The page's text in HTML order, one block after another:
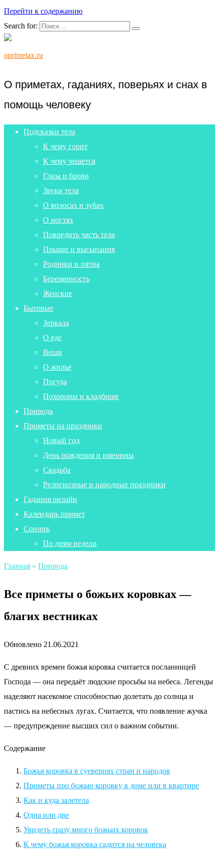
Перейти к содержанию
Search for:
oprimetax.ru
О приметах, гаданиях, поверьях и снах в
помощь человеку
Подсказки тела
К чему горит
К чему чешется
Глаза и брови
Звуки тела
О волосах и зубах
О ногтях
Повредить часть тела
Прыщи и высыпания
Родинки и пятна
Беременность
Женские
Бытовые
Зеркала
О еде
Вещи
О жилье
Посуда
Похороны и кладбище
Природа
Приметы на праздники
Новый год
День рождения и именины
Свадьба
Религиозные и народные праздники
Гадания онлайн
Календарь примет
Сонник
По дням недели
Главная » Природа
Все приметы о божьих коровках —
благих вестниках
Обновлено 21.06.2021
С древних времен божья коровка считается посланницей
Господа — она передаёт людские просьбы на небеса. Легенды
наделяют насекомое способностью долетать до солнца и
пастись на небесных лугах. Считается, что появление жучка
— предупреждение высших сил о важном событии.
Содержание
Божья коровка в суевериях стран и народов
Приметы про божью коровку в доме или в квартире
Как и куда залетела
Одна или две
Увидеть сразу много божьих коровок
К чему божья коровка садится на человека